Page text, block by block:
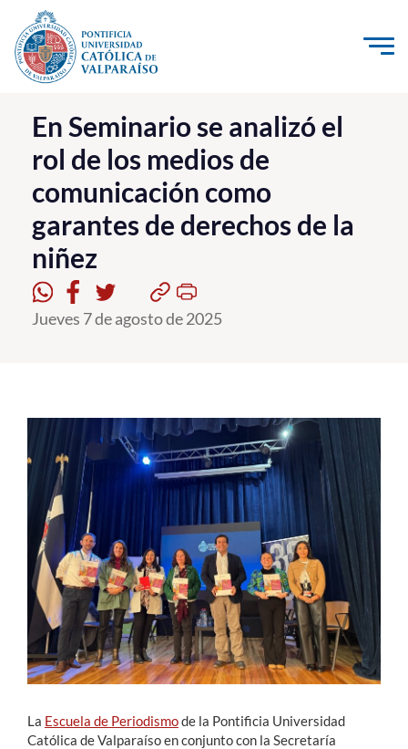
Click acá para ir directamente al contenido
La Universidad
Investigación, Creación e Innovación
PUCV Internacional
Vinculación con el Medio
Admisión
Pregrado
Estudiantes
Académicos
Funcionarios
Alumni
English
En Seminario se analizó el
rol de los medios de
comunicación como
garantes de derechos de la
niñez
Jueves 7 de agosto de 2025
La Escuela de Periodismode la Pontificia Universidad
Católica de Valparaíso en conjunto con la Secretaría